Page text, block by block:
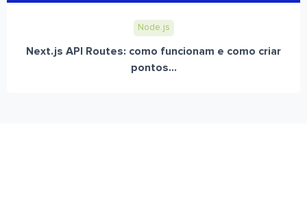
Node.js
Next.js API Routes: como funcionam e como criar
pontos...